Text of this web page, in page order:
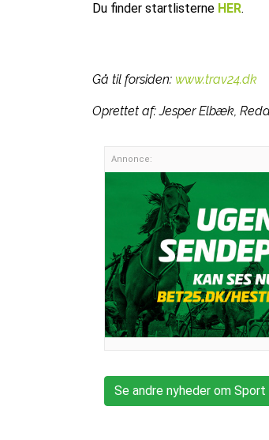
Du finder startlisterne HER.
Gå til forsiden: www.trav24.dk
Oprettet af:Jesper Elbæk,
Annonce:
Se andre nyheder om Sport